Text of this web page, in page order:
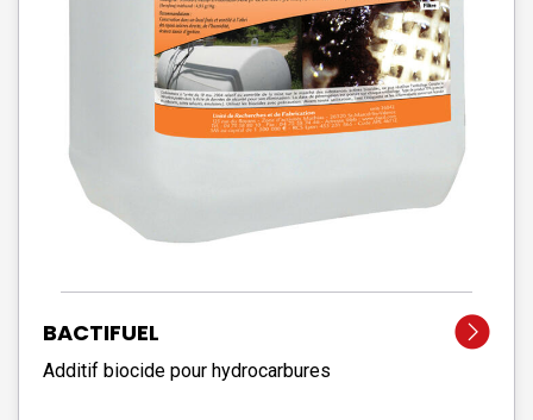
BACTIFUEL
Additif biocide pour hydrocarbures